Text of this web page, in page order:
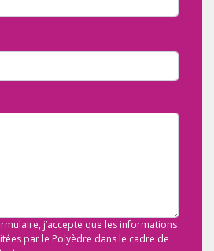
j’accepte que les informations
par le Polyèdre dans le cadre de